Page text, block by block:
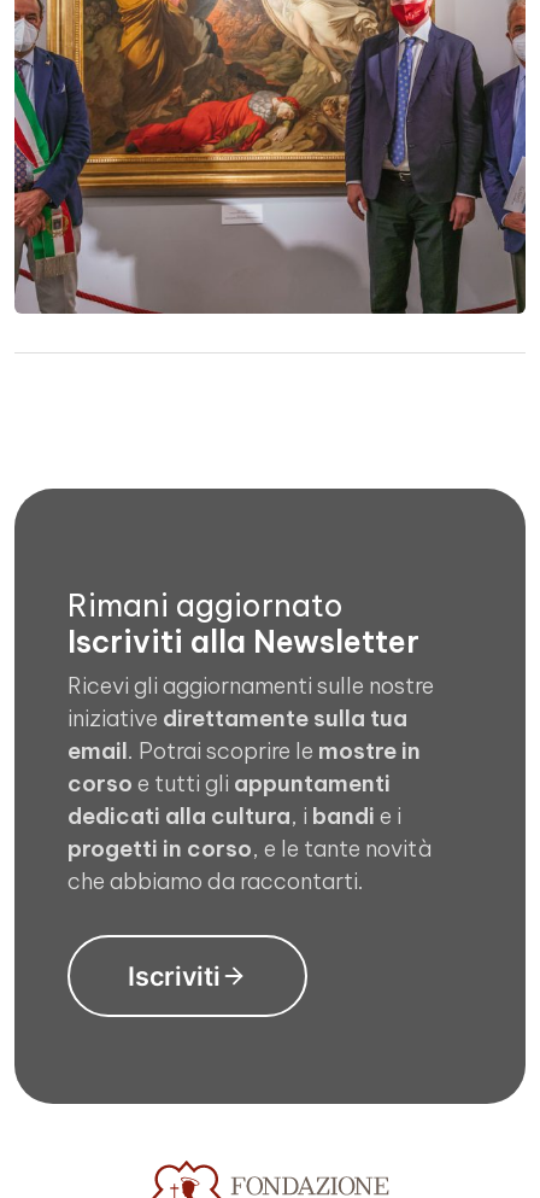
Rimani aggiornato
Iscriviti alla Newsletter
Ricevi gli aggiornamenti sulle nostre
iniziative direttamente sulla tua
email. Potrai scoprire le mostre in
corso e tutti gli appuntamenti
dedicati alla cultura, i bandi e i
progetti in corso, e le tante novità
che abbiamo da raccontarti.
Iscriviti